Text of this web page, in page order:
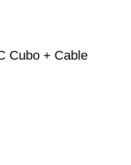
Cubo + Cable